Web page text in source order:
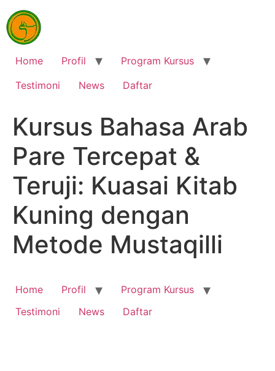
Home Profil
Program Kursus
Testimoni
News Daftar
Kursus Bahasa Arab
Pare Tercepat &
Teruji: Kuasai Kitab
Kuning dengan
Metode Mustaqilli
Home Profil
Program Kursus
Testimoni
News Daftar